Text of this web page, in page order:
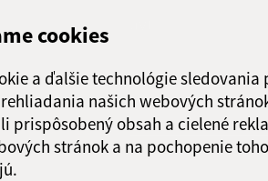
cookies
a ďalšie technológie sledovania
našich webových
prispôsobený obsah a cielené
stránok a na pochopenie
Odoslať správu